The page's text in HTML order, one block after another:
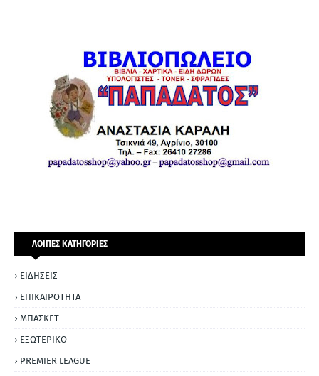
ΛΟΙΠΕΣ ΚΑΤΗΓΟΡΙΕΣ
ΕΙΔΗΣΕΙΣ
ΕΠΙΚΑΙΡΟΤΗΤΑ
ΜΠΑΣΚΕΤ
ΕΞΩΤΕΡΙΚΟ
PREMIER LEAGUE